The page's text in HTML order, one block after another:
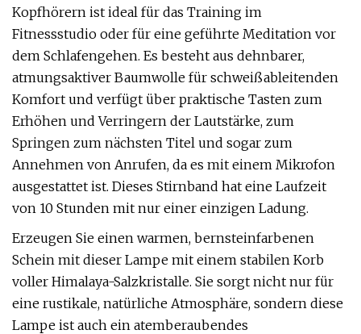
Kopfhörern ist ideal für das Training im
Fitnessstudio oder für eine geführte Meditation vor
dem Schlafengehen. Es besteht aus dehnbarer,
atmungsaktiver Baumwolle für schweißableitenden
Komfort und verfügt über praktische Tasten zum
Erhöhen und Verringern der Lautstärke, zum
Springen zum nächsten Titel und sogar zum
Annehmen von Anrufen, da es mit einem Mikrofon
ausgestattet ist. Dieses Stirnband hat eine Laufzeit
von 10 Stunden mit nur einer einzigen Ladung.
Erzeugen Sie einen warmen, bernsteinfarbenen
Schein mit dieser Lampe mit einem stabilen Korb
voller Himalaya-Salzkristalle. Sie sorgt nicht nur für
eine rustikale, natürliche Atmosphäre, sondern diese
Lampe ist auch ein atemberaubendes